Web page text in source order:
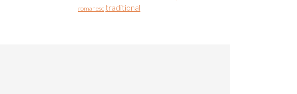
romanesc traditional